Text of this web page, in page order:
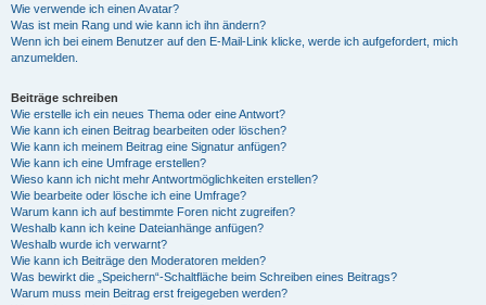
Wie verwende ich einen Avatar?
Was ist mein Rang und wie kann ich ihn ändern?
Wenn ich bei einem Benutzer auf den E-Mail-Link klicke, werde ich aufgefordert, mich
anzumelden.
Beiträge schreiben
Wie erstelle ich ein neues Thema oder eine Antwort?
Wie kann ich einen Beitrag bearbeiten oder löschen?
Wie kann ich meinem Beitrag eine Signatur anfügen?
Wie kann ich eine Umfrage erstellen?
Wieso kann ich nicht mehr Antwortmöglichkeiten erstellen?
Wie bearbeite oder lösche ich eine Umfrage?
Warum kann ich auf bestimmte Foren nicht zugreifen?
Weshalb kann ich keine Dateianhänge anfügen?
Weshalb wurde ich verwarnt?
Wie kann ich Beiträge den Moderatoren melden?
Was bewirkt die „Speichern“-Schaltfläche beim Schreiben eines Beitrags?
Warum muss mein Beitrag erst freigegeben werden?